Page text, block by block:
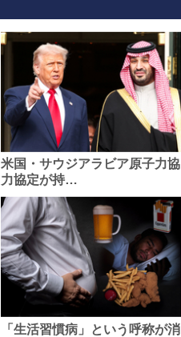
米国・サウジアラビア原子力協
力協定が持…
「生活習慣病」という呼称が消